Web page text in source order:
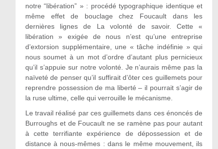
notre “libération” » : procédé typographique identique et
même effet de bouclage chez Foucault dans les
dernières lignes de La volonté de savoir. Cette «
libération » exigée de nous n’est qu’une entreprise
d’extorsion supplémentaire, une « tâche indéfinie » qui
nous soumet à un mot d’ordre d’autant plus pernicieux
qu’il s’appuie sur notre volonté. Je n’aurais même pas la
naïveté de penser qu’il suffirait d’ôter ces guillemets pour
reprendre possession de ma liberté – il pourrait s’agir de
la ruse ultime, celle qui verrouille le mécanisme.
Le travail réalisé par ces guillemets dans ces énoncés de
Burroughs et de Foucault ne se ramène pas pour autant
à cette terrifiante expérience de dépossession et de
distance à nous-mêmes : dans le même mouvement, ils